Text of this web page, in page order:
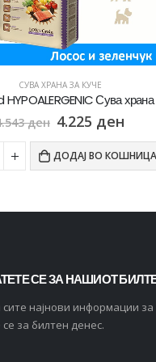
СУВА ХРАНА ЗА КУЧЕ
ден 4.225 ден
ДОДАЈ ВО КОШНИЦА
СЕ ЗА НАШИОТ
сите најнови информации
за билтен денес.